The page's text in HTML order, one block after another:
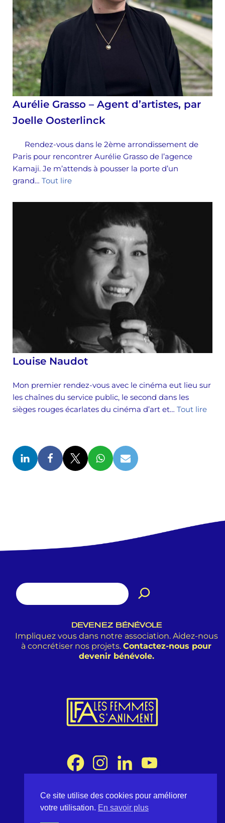
Aurélie Grasso – Agent d’artistes, par
Joelle Oosterlinck
Rendez-vous dans le 2ème arrondissement de
Paris pour rencontrer Aurélie Grasso de l’agence
Kamaji. Je m’attends à pousser la porte d’un
grand… Tout lire
Louise Naudot
Mon premier rendez-vous avec le cinéma eut lieu sur
les chaînes du service public, le second dans les
sièges rouges écarlates du cinéma d’art et… Tout lire
DEVENEZ BÉNÉVOLE
Impliquez vous dans notre association. Aidez-nous
à concrétiser nos projets. Contactez-nous pour
devenir bénévole.
Association Les Femmes s'Animent
8 rue Desargues 75011 Paris - France
Ce site utilise des cookies pour améliorer
votre utilisation. En savoir plus